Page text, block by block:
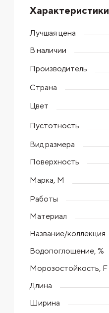
Характеристики
Лучшая цена
В наличии
Производитель
Страна
Цвет
Пустотность
Вид размера
Поверхность
Марка, М
Работы
Материал
Название/коллекция
Водопоглощение, %
Морозостойкость, F
Длина
Ширина